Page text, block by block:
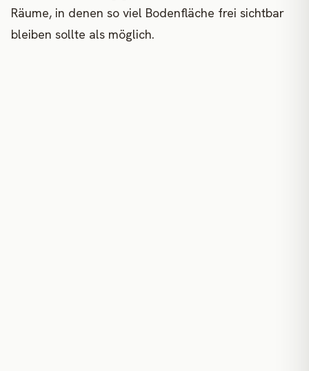
Räume, in denen so viel Bodenfläche frei sichtbar
bleiben sollte als möglich.